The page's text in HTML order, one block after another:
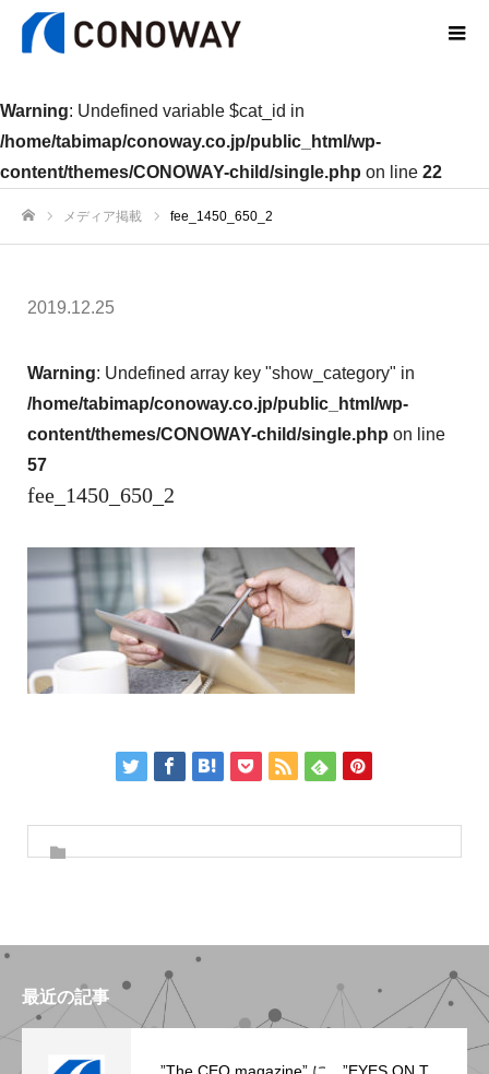
Warning: Undefined variable $cat_id in
/home/tabimap/conoway.co.jp/public_html/wp-
content/themes/CONOWAY-child/single.php on line 22
メディア掲載 fee_1450_650_2
2019.12.25
Warning: Undefined array key "show_category" in
/home/tabimap/conoway.co.jp/public_html/wp-
content/themes/CONOWAY-child/single.php on line
57
fee_1450_650_2
最近の記事